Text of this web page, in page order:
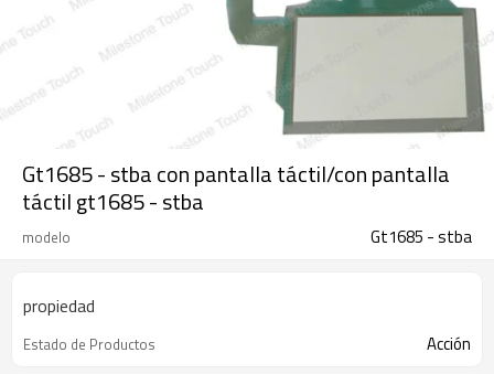
Gt1685 - stba con pantalla táctil/con pantalla
táctil gt1685 - stba
modelo Gt1685 - stba
propiedad
Estado de Productos Acción